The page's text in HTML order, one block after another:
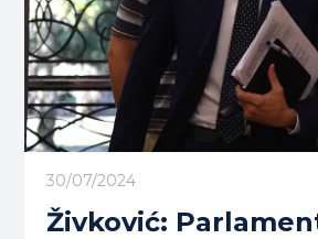
30/07/2024
Živković: